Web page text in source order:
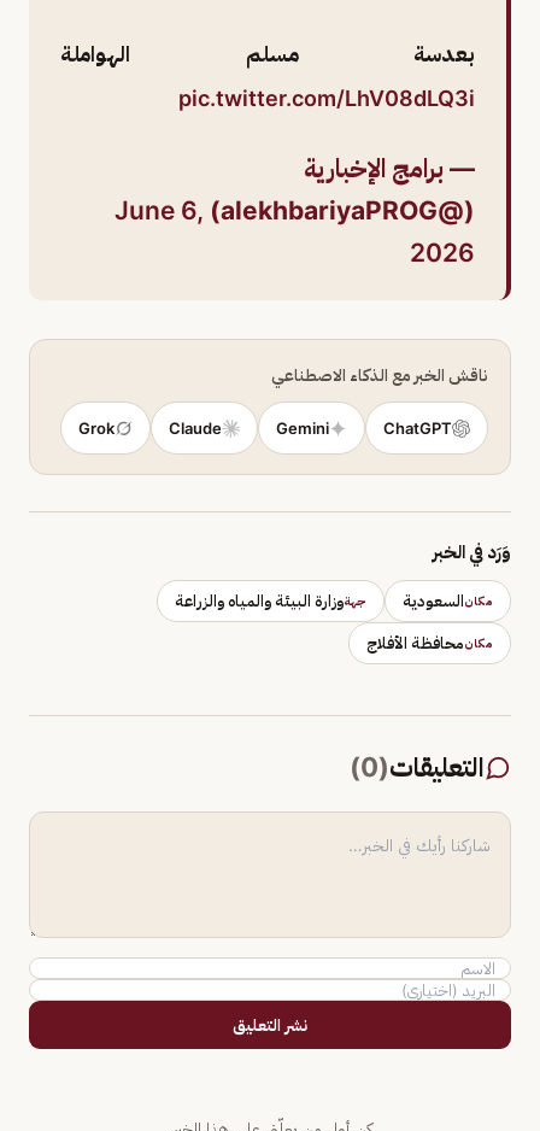
بعدسة مسلم الهواملة
pic.twitter.com/LhV08dLQ3i
— برامج الإخبارية
(@alekhbariyaPROG)
June 6,
2026
ناقش الخبر مع الذكاء الاصطناعي
ChatGPT
Gemini
Claude
Grok
وَرَد في الخبر
مكانالسعودية جهةوزارة البيئة والمياه والزراعة
مكانمحافظة الأفلاج
التعليقات(
0
)
نشر التعليق